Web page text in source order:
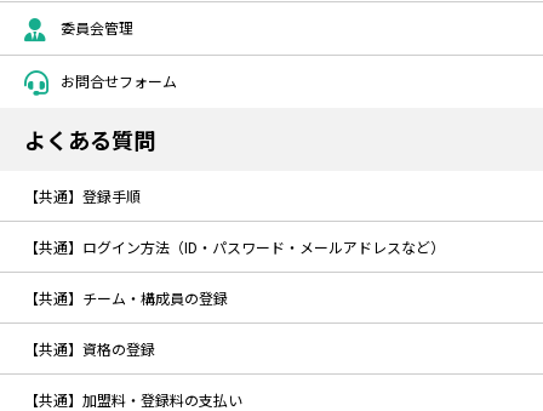
委員会管理
お問合せフォーム
よくある質問
【共通】登録手順
【共通】ログイン方法（ID・パスワード・メールアドレスなど）
【共通】チーム・構成員の登録
【共通】資格の登録
【共通】加盟料・登録料の支払い